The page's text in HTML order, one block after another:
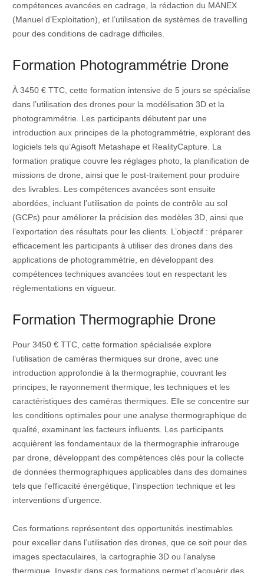
compétences avancées en cadrage, la rédaction du MANEX
(Manuel d’Exploitation), et l’utilisation de systèmes de travelling
pour des conditions de cadrage difficiles.
Formation Photogrammétrie Drone
À 3450 € TTC, cette formation intensive de 5 jours se spécialise
dans l’utilisation des drones pour la modélisation 3D et la
photogrammétrie. Les participants débutent par une
introduction aux principes de la photogrammétrie, explorant des
logiciels tels qu’Agisoft Metashape et RealityCapture. La
formation pratique couvre les réglages photo, la planification de
missions de drone, ainsi que le post-traitement pour produire
des livrables. Les compétences avancées sont ensuite
abordées, incluant l’utilisation de points de contrôle au sol
(GCPs) pour améliorer la précision des modèles 3D, ainsi que
l’exportation des résultats pour les clients. L’objectif : préparer
efficacement les participants à utiliser des drones dans des
applications de photogrammétrie, en développant des
compétences techniques avancées tout en respectant les
réglementations en vigueur.
Formation Thermographie Drone
Pour 3450 € TTC, cette formation spécialisée explore
l’utilisation de caméras thermiques sur drone, avec une
introduction approfondie à la thermographie, couvrant les
principes, le rayonnement thermique, les techniques et les
caractéristiques des caméras thermiques. Elle se concentre sur
les conditions optimales pour une analyse thermographique de
qualité, examinant les facteurs influents. Les participants
acquièrent les fondamentaux de la thermographie infrarouge
par drone, développant des compétences clés pour la collecte
de données thermographiques applicables dans des domaines
tels que l’efficacité énergétique, l’inspection technique et les
interventions d’urgence.
Ces formations représentent des opportunités inestimables
pour exceller dans l’utilisation des drones, que ce soit pour des
images spectaculaires, la cartographie 3D ou l’analyse
thermique. Investir dans ces formations permet d’acquérir des